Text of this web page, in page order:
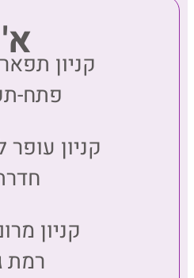
א' קניון
פתח-
קניון
קניון
רמת